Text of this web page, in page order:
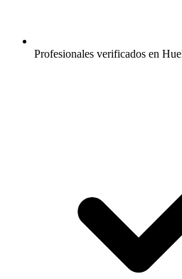
Profesionales verificados en